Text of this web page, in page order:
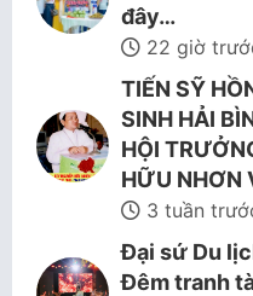
đây…
22 giờ
TIẾN SỸ
SINH HẢI
HỘI
HỮU NHƠN
3 tuần
Đại sứ Du
Đêm tranh